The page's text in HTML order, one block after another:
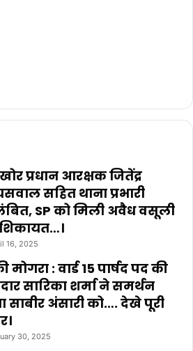
प्रधान आरक्षक जितेंद्र
सहित थाना प्रभारी
SP को मिली अवैध वसूली
16, 2025
मोगरा : वार्ड 15 पार्षद पद की
सारिका शर्मा ने समर्थन
साबीर अंसारी को…. देखे पूरी
30, 2025